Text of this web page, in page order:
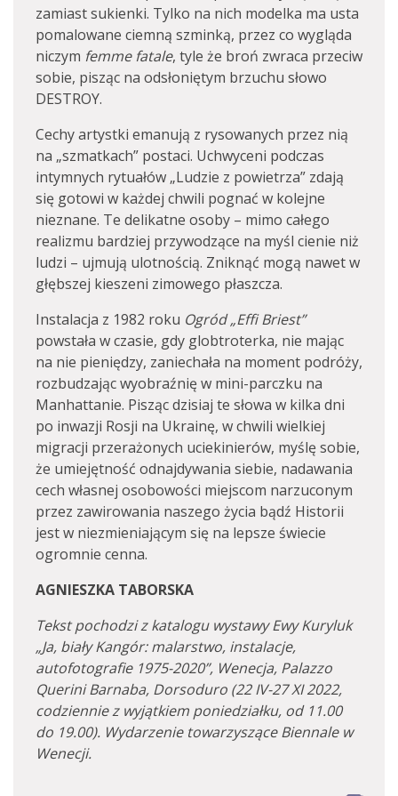
zamiast sukienki. Tylko na nich modelka ma usta
pomalowane ciemną szminką, przez co wygląda
niczym femme fatale, tyle że broń zwraca przeciw
sobie, pisząc na odsłoniętym brzuchu słowo
DESTROY.
Cechy artystki emanują z rysowanych przez nią
na „szmatkach” postaci. Uchwyceni podczas
intymnych rytuałów „Ludzie z powietrza” zdają
się gotowi w każdej chwili pognać w kolejne
nieznane. Te delikatne osoby – mimo całego
realizmu bardziej przywodzące na myśl cienie niż
ludzi – ujmują ulotnością. Zniknąć mogą nawet w
głębszej kieszeni zimowego płaszcza.
Instalacja z 1982 roku Ogród„Effi Briest”
powstała w czasie, gdy globtroterka, nie mając
na nie pieniędzy, zaniechała na moment podróży,
rozbudzając wyobraźnię w mini-parczku na
Manhattanie. Pisząc dzisiaj te słowa w kilka dni
po inwazji Rosji na Ukrainę, w chwili wielkiej
migracji przerażonych uciekinierów, myślę sobie,
że umiejętność odnajdywania siebie, nadawania
cech własnej osobowości miejscom narzuconym
przez zawirowania naszego życia bądź Historii
jest w niezmieniającym się na lepsze świecie
ogromnie cenna.
AGNIESZKA TABORSKA
Tekst pochodzi z katalogu wystawy Ewy Kuryluk
„Ja, biały Kangór: malarstwo, instalacje,
autofotografie 1975-2020”, Wenecja, Palazzo
Querini Barnaba, Dorsoduro (22 IV-27 XI 2022,
codziennie z wyjątkiem poniedziałku, od 11.00
do 19.00). Wydarzenie towarzyszące Biennale w
Wenecji.